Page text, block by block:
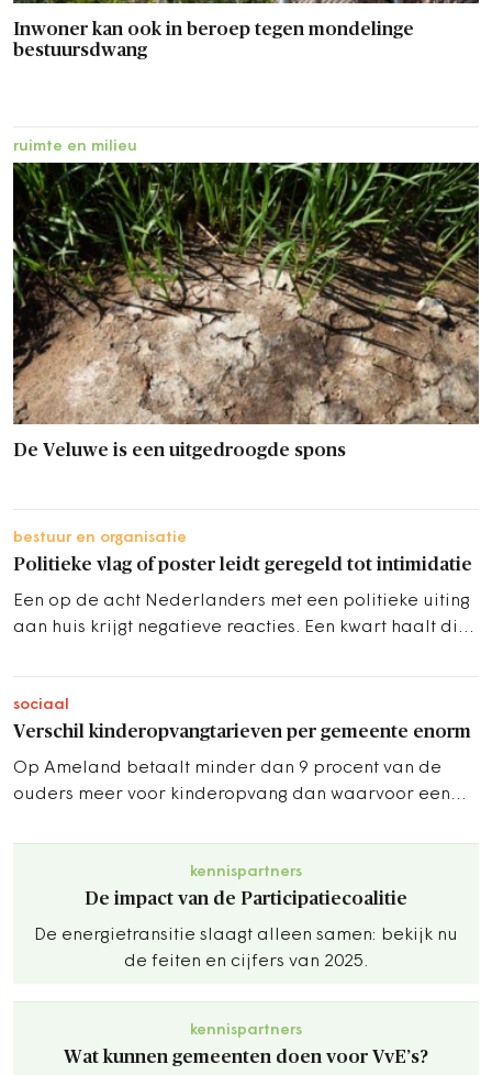
Inwoner kan ook in beroep tegen mondelinge
bestuursdwang
kennispartners
De impact van de Participatiecoalitie
De energietransitie slaagt alleen samen: bekijk nu
de feiten en cijfers van 2025.
bestuur en organisatie
Politieke vlag of poster leidt geregeld tot intimidatie
Een op de acht Nederlanders met een politieke uiting
aan huis krijgt negatieve reacties. Een kwart haalt die
sociaal
Verschil kinderopvangtarieven per gemeente enorm
Op Ameland betaalt minder dan 9 procent van de
ouders meer voor kinderopvang dan waarvoor een
kennispartners
Wat kunnen gemeenten doen voor VvE’s?
ruimte en milieu
De Veluwe is een uitgedroogde spons